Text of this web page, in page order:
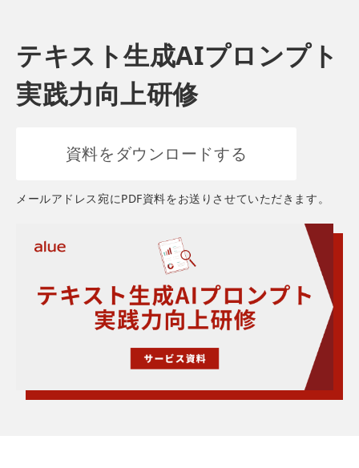
テキスト生成AIプロンプト
実践力向上研修
資料をダウンロードする
メールアドレス宛にPDF資料をお送りさせていただきます。